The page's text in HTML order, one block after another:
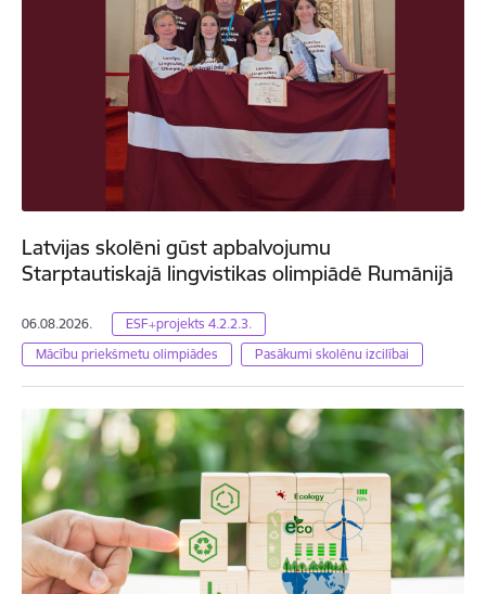
Latvijas skolēni gūst apbalvojumu
Starptautiskajā lingvistikas olimpiādē Rumānijā
06.08.2026.
ESF+projekts 4.2.2.3.
Mācību priekšmetu olimpiādes
Pasākumi skolēnu izcilībai